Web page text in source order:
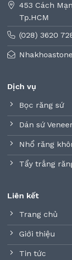
453 Cách
Tp.HCM
(028) 3620
Dịch vụ
Bọc răng sứ
Dán sứ
Nhổ răng
Tẩy trắng
Liên kết
Trang chủ
Giới thiệu
Tin tức